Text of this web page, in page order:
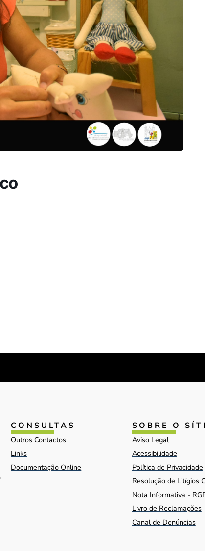
CONSULTAS
Outros Contactos
Links
Documentação Online
SOBRE O
Aviso Legal
Acessibilidade
Política de Privacidade
Resolução de Litígios
Nota Informativa -
Livro de Reclamações
Canal de Denúncias